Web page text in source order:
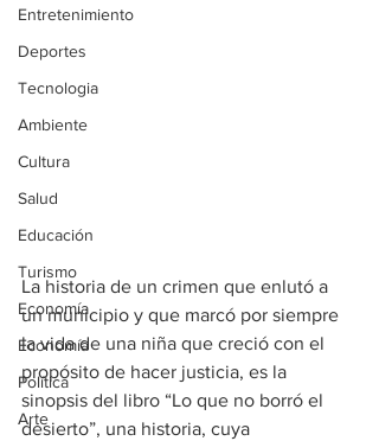
Entretenimiento
Deportes
Tecnologia
Ambiente
Cultura
Salud
Educación
Turismo
Economía
Economía
Política
Arte
La historia de un crimen que enlutó a
un municipio y que marcó por siempre
la vida de una niña que creció con el
propósito de hacer justicia, es la
sinopsis del libro “Lo que no borró el
desierto”, una historia, cuya